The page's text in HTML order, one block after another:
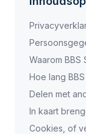
Waarom
Hoe lang
Delen met
In kaart
Cookies, of